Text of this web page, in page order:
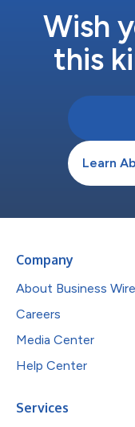
Wish
this
Learn
Company
About Business Wire
Careers
Media Center
Help Center
Services